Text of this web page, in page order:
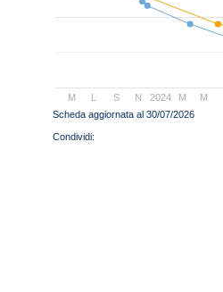
2024
M L S N M M
Scheda aggiornata al 30/07/2026